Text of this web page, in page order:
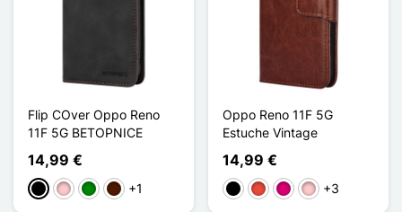
Flip COver Oppo Reno
11F 5G BETOPNICE
14,99 €
NegroRosaVerdeMarrón oscuro
+1
Oppo Reno 11F 5G
Estuche Vintage
14,99 €
NegroRojoMagenta
Rosa+3